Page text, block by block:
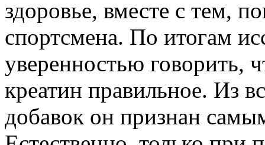
здоровье, вместе с тем,
спортсмена. По итогам
уверенностью говорить,
креатин правильное. Из
добавок он признан